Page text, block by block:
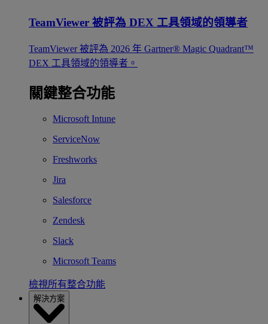
TeamViewer 被評為 DEX 工具領域的領導者
TeamViewer 被評為 2026 年 Gartner® Magic Quadrant™
DEX 工具領域的領導者。
關鍵整合功能
Microsoft Intune
ServiceNow
Freshworks
Jira
Salesforce
Zendesk
Slack
Microsoft Teams
檢視所有整合功能
解決方案